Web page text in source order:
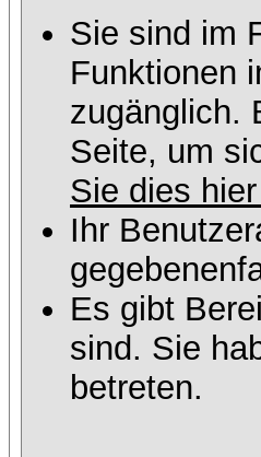
Sie sind im
Funktionen
zugänglich.
Seite, um
Sie dies
Ihr
Es gibt
sind. Sie
betreten.